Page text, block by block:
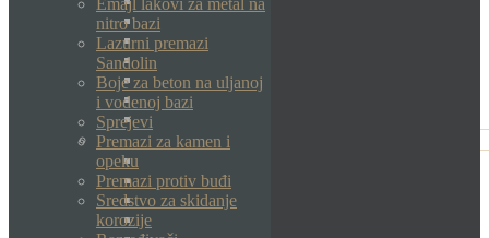
nitro bazi
Lazurni premazi
Sandolin
Boje za beton na uljanoj
i vodenoj bazi
Sprejevi
Premazi za kamen i
opeku
Premazi protiv buđi
Sredstvo za skidanje
korozije